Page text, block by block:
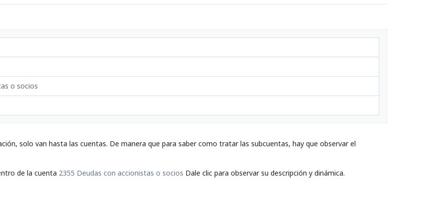
o socios
solo van hasta las cuentas. De manera que para saber como tratar las subcuentas, hay que observar el
de la cuenta 2355 Deudas con accionistas o socios Dale clic para observar su descripción y dinámica.